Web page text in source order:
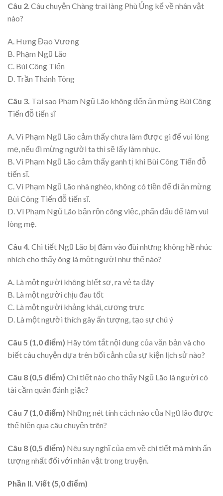
Câu 2. Câu chuyện Chàng trai làng Phù Ủng kể về nhân vật
nào?
A. Hưng Đạo Vương
B. Phạm Ngũ Lão
C. Bùi Công Tiến
D. Trần Thánh Tông
Câu 3. Tại sao Phạm Ngũ Lão không đến ăn mừng Bùi Công
Tiến đỗ tiến sĩ
A. Vì Phạm Ngũ Lão cảm thấy chưa làm được gì để vui lòng
mẹ, nếu đi mừng người ta thì sẽ lấy làm nhục.
B. Vì Phạm Ngũ Lão cảm thấy ganh tị khi Bùi Công Tiến đỗ
tiến sĩ.
C. Vì Phạm Ngũ Lão nhà nghèo, không có tiền để đi ăn mừng
Bùi Công Tiến đỗ tiến sĩ.
D. Vì Phạm Ngũ Lão bận rộn công việc, phấn đấu để làm vui
lòng mẹ.
Câu 4. Chi tiết Ngũ Lão bị đâm vào đùi nhưng không hề nhúc
nhích cho thấy ông là một người như thế nào?
A. Là một người không biết sợ, ra vẻ ta đây
B. Là một người chịu đau tốt
C. Là một người khảng khái, cương trực
D. Là một người thích gây ấn tượng, tạo sự chú ý
Câu 5 (1,0 điểm) Hãy tóm tắt nội dung của văn bản và cho
biết câu chuyện dựa trên bối cảnh của sự kiện lịch sử nào?
Câu 8 (0,5 điểm) Chi tiết nào cho thấy Ngũ Lão là người có
tài cầm quân đánh giặc?
Câu 7 (1,0 điểm) Những nét tính cách nào của Ngũ lão được
thể hiện qua câu chuyện trên?
Câu 8 (0,5 điểm) Nêu suy nghĩ của em về chi tiết mà mình ấn
tượng nhất đối với nhân vật trong truyện.
Phần II. Viết (5,0 điểm)